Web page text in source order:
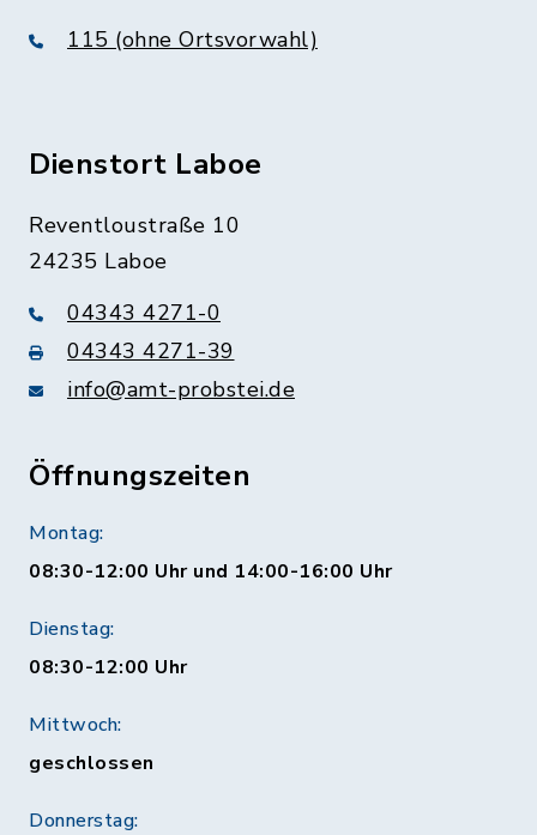
115 (ohne Ortsvorwahl)
Dienstort Laboe
Reventloustraße 10
24235 Laboe
04343 4271-0
04343 4271-39
info@amt-probstei.de
Öffnungszeiten
Montag:
08:30-12:00 Uhr und 14:00-16:00 Uhr
Dienstag:
08:30-12:00 Uhr
Mittwoch:
geschlossen
Donnerstag: